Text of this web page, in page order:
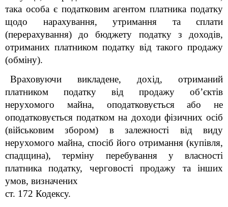
така особа є податковим агентом платника податку
щодо нарахування, утримання та сплати
(перерахування) до бюджету податку з доходів,
отриманих платником податку від такого продажу
(обміну).
Враховуючи викладене, дохід, отриманий
платником податку від продажу об’єктів
нерухомого майна, оподатковується або не
оподатковується податком на доходи фізичних осіб
(військовим збором) в залежності від виду
нерухомого майна, спосіб його отримання (купівля,
спадщина), терміну перебування у власності
платника податку, черговості продажу та інших
умов, визначених
ст. 172 Кодексу.